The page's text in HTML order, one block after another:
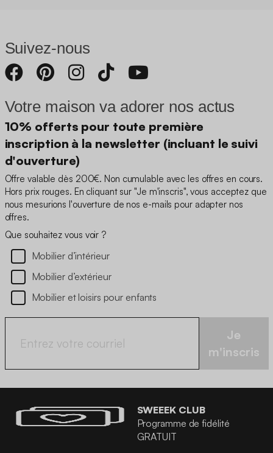
Suivez-nous
Votre maison va adorer nos actus
10% offerts pour toute première
inscription à la newsletter (incluant le suivi
d'ouverture)
Offre valable dès 200€. Non cumulable avec les offres en cours.
Hors prix rouges. En cliquant sur "Je m'inscris", vous acceptez que
nous mesurions l'ouverture de nos e-mails pour adapter nos
offres.
Que souhaitez vous voir ?
Mobilier d’intérieur
Mobilier d’extérieur
Mobilier et loisirs pour enfants
Je
m'inscris
SWEEEK CLUB
Programme de fidélité
GRATUIT